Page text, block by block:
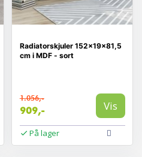
Radiatorskjuler 152×19×81,5
cm i MDF - sort
1.056,-
909,- Vis
På lager